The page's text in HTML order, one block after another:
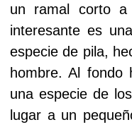
un ramal corto
interesante es
especie de pila,
hombre. Al fondo
una especie de
lugar a un